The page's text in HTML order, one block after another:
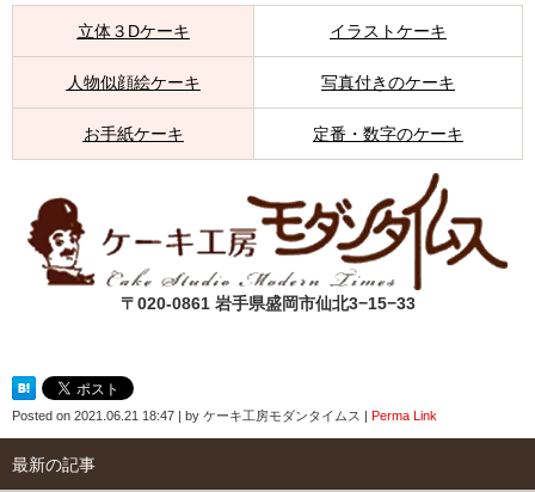
立体３Dケーキ イラストケーキ
人物似顔絵ケーキ 写真付きのケーキ
お手紙ケーキ 定番・数字のケーキ
〒020-0861 岩手県盛岡市仙北3−15−33
Posted on 2021.06.21 18:47 | by ケーキ工房モダンタイムス | Perma Link
最新の記事